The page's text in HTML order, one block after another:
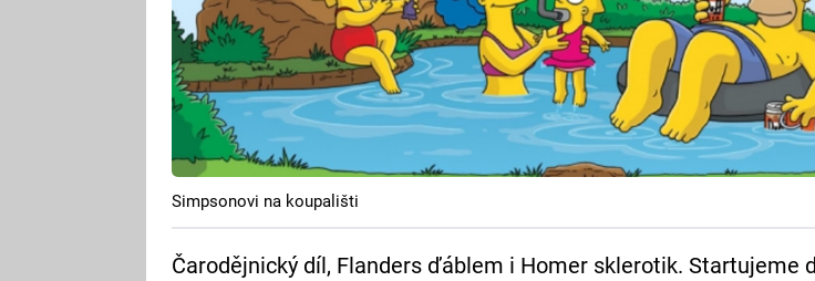
Simpsonovi na koupališti
Čarodějnický díl, Flanders ďáblem i Homer sklerotik. Startujeme